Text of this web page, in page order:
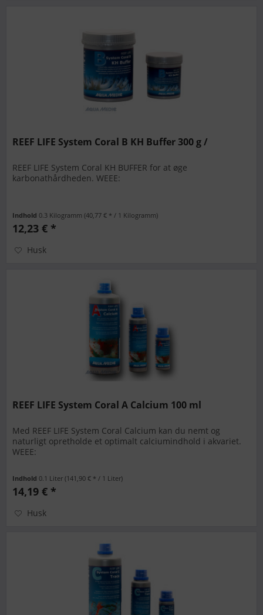
REEF LIFE System Coral B KH Buffer 300 g /
REEF LIFE System Coral KH BUFFER for at øge
karbonathårdheden. WEEE:
Indhold 0.3 Kilogramm(40,77 € * / 1 Kilogramm)
12,23 € *
Husk
REEF LIFE System Coral A Calcium 100 ml
Med REEF LIFE System Coral Calcium kan du nemt og
naturligt opretholde et optimalt calciumindhold i akvariet.
WEEE:
Indhold 0.1 Liter(141,90 € * / 1 Liter)
14,19 € *
Husk